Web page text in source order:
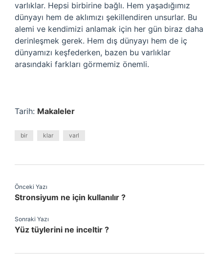
varlıklar. Hepsi birbirine bağlı. Hem yaşadığımız
dünyayı hem de aklımızı şekillendiren unsurlar. Bu
alemi ve kendimizi anlamak için her gün biraz daha
derinleşmek gerek. Hem dış dünyayı hem de iç
dünyamızı keşfederken, bazen bu varlıklar
arasındaki farkları görmemiz önemli.
Tarih: Makaleler
bir klar varl
Önceki Yazı
Stronsiyum ne için kullanılır ?
Sonraki Yazı
Yüz tüylerini ne inceltir ?